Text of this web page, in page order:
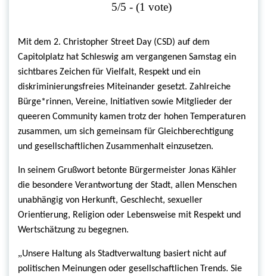
5/5 - (1 vote)
Mit dem 2. Christopher Street Day (CSD) auf dem
Capitolplatz hat Schleswig am vergangenen Samstag ein
sichtbares Zeichen für Vielfalt, Respekt und ein
diskriminierungsfreies Miteinander gesetzt. Zahlreiche
Bürge*rinnen, Vereine, Initiativen sowie Mitglieder der
queeren Community kamen trotz der hohen Temperaturen
zusammen, um sich gemeinsam für Gleichberechtigung
und gesellschaftlichen Zusammenhalt einzusetzen.
In seinem Grußwort betonte Bürgermeister Jonas Kähler
die besondere Verantwortung der Stadt, allen Menschen
unabhängig von Herkunft, Geschlecht, sexueller
Orientierung, Religion oder Lebensweise mit Respekt und
Wertschätzung zu begegnen.
„Unsere Haltung als Stadtverwaltung basiert nicht auf
politischen Meinungen oder gesellschaftlichen Trends. Sie